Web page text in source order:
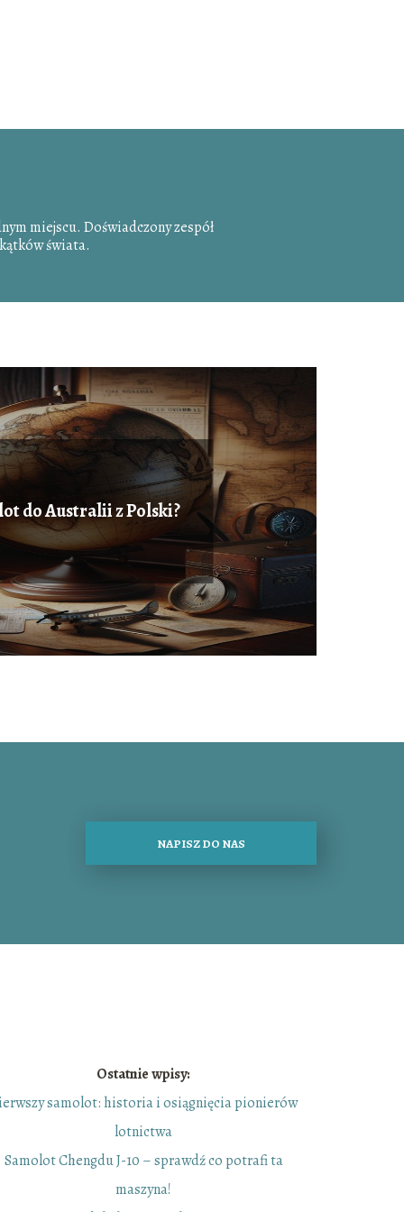
miejscu. Doświadczony zespół
świata.
do Australii z Polski?
NAPISZ DO NAS
Ostatnie wpisy:
samolot: historia i osiągnięcia pionierów
lotnictwa
Samolot Chengdu J-10 – sprawdź co potrafi ta
maszyna!